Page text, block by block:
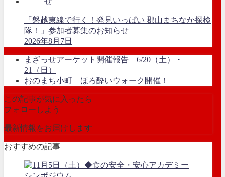
「磐越東線で行く！発見いっぱい 郡山まちなか探検
隊！」参加者募集のお知らせ
2026年8月7日
まざっせアーケット開催報告 6/20（土）・
21（日）
おのまち小町 ほろ酔いウォーク開催！
この記事が気に入ったら
フォローしよう
最新情報をお届けします
おすすめの記事